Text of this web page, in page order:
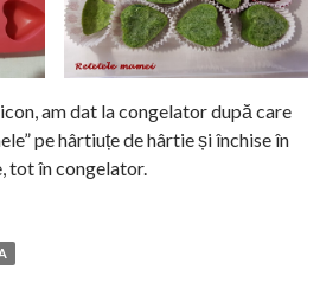
am dat la congelator după care
pe hârtiuțe de hârtie și închise în
tot în congelator.